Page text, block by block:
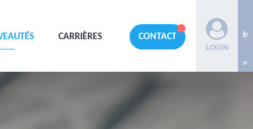
CARRIÈRES CONTACT
LOGIN
fr